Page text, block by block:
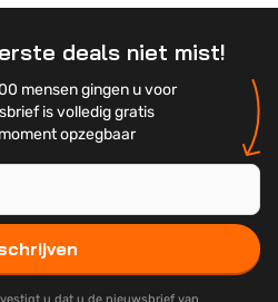
deals niet mist!
mensen gingen u voor
is volledig gratis
opzegbaar